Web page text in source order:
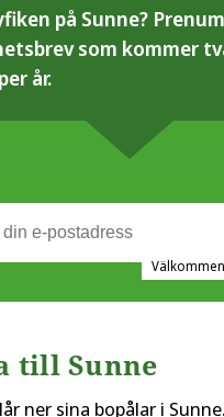
på Sunne?
som kommer
år.
till Sunne
ner sina bopålar i